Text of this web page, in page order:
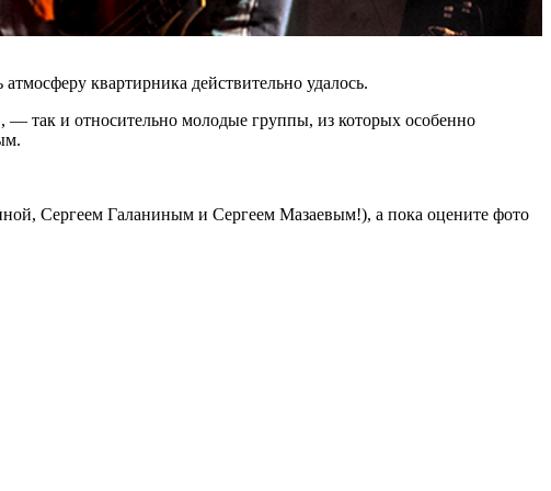
квартирника действительно удалось.
так и относительно молодые группы, из которых особенно
Сергеем Галаниным и Сергеем Мазаевым!), а пока оцените фото